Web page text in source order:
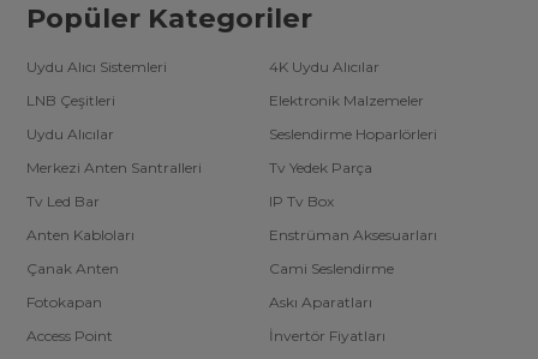
Popüler Kategoriler
Uydu Alıcı Sistemleri
4K Uydu Alıcılar
LNB Çeşitleri
Elektronik Malzemeler
Uydu Alıcılar
Seslendirme Hoparlörleri
Merkezi Anten Santralleri
Tv Yedek Parça
Tv Led Bar
IP Tv Box
Anten Kabloları
Enstrüman Aksesuarları
Çanak Anten
Cami Seslendirme
Fotokapan
Askı Aparatları
Access Point
İnvertör Fiyatları